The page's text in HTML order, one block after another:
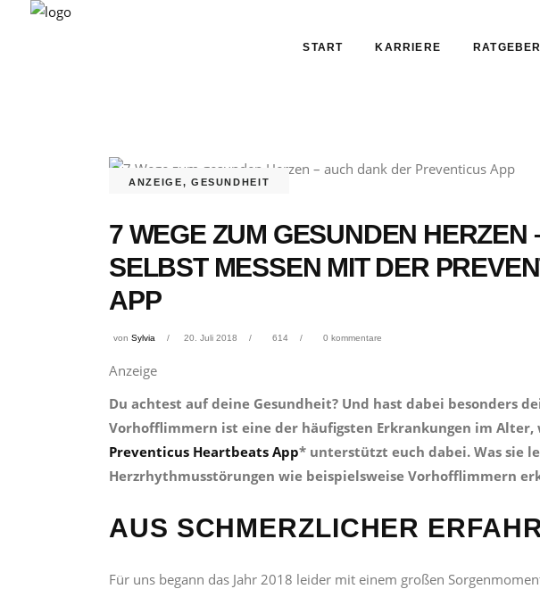
START KARRIERE RATGEBER
ANZEIGE, GESUNDHEIT
7 WEGE ZUM GESUNDEN HERZEN
SELBST MESSEN MIT DER
APP
von Sylvia 20. Juli 2018 614 0 kommentare
Anzeige
Du achtest auf deine Gesundheit? Und hast dabei besonders
Vorhofflimmern ist eine der häufigsten Erkrankungen im
Preventicus Heartbeats App* unterstützt euch dabei. Was sie
Herzrhythmusstörungen wie beispielsweise Vorhofflimmern
AUS SCHMERZLICHER
Für uns begann das Jahr 2018 leider mit einem großen